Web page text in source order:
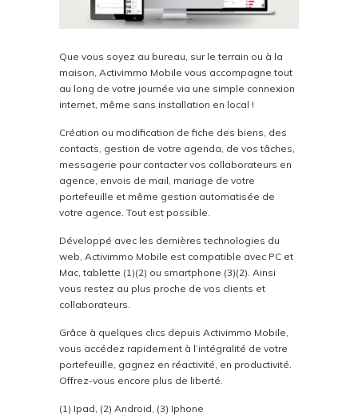
Que vous soyez au bureau, sur le terrain ou à la
maison, Activimmo Mobile vous accompagne tout
au long de votre journée via une simple connexion
internet, même sans installation en local !
Création ou modification de fiche des biens, des
contacts, gestion de votre agenda, de vos tâches,
messagerie pour contacter vos collaborateurs en
agence, envois de mail, mariage de votre
portefeuille et même gestion automatisée de
votre agence. Tout est possible.
Développé avec les dernières technologies du
web, Activimmo Mobile est compatible avec PC et
Mac, tablette (1)(2) ou smartphone (3)(2). Ainsi
vous restez au plus proche de vos clients et
collaborateurs.
Grâce à quelques clics depuis Activimmo Mobile,
vous accédez rapidement à l’intégralité de votre
portefeuille, gagnez en réactivité, en productivité.
Offrez-vous encore plus de liberté.
(1) Ipad, (2) Android, (3) Iphone